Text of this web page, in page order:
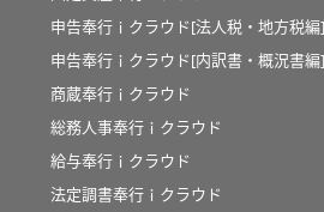
申告奉行ｉクラウド[法人税・地方税編]
申告奉行ｉクラウド[内訳書・概況書編]
商蔵奉行ｉクラウド
総務人事奉行ｉクラウド
給与奉行ｉクラウド
法定調書奉行ｉクラウド